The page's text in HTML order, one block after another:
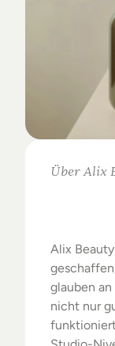
Über Alix
Alix
glauben
nicht nur